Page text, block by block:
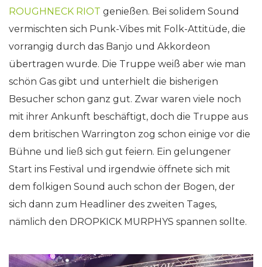
ROUGHNECK RIOT genießen. Bei solidem Sound
vermischten sich Punk-Vibes mit Folk-Attitüde, die
vorrangig durch das Banjo und Akkordeon
übertragen wurde. Die Truppe weiß aber wie man
schön Gas gibt und unterhielt die bisherigen
Besucher schon ganz gut. Zwar waren viele noch
mit ihrer Ankunft beschäftigt, doch die Truppe aus
dem britischen Warrington zog schon einige vor die
Bühne und ließ sich gut feiern. Ein gelungener
Start ins Festival und irgendwie öffnete sich mit
dem folkigen Sound auch schon der Bogen, der
sich dann zum Headliner des zweiten Tages,
nämlich den DROPKICK MURPHYS spannen sollte.